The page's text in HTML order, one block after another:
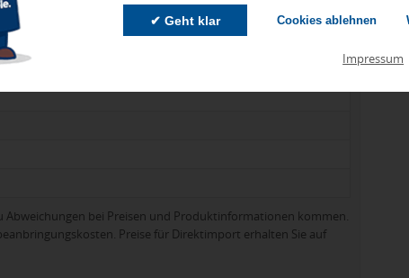
✔ Geht klar Cookies ablehnen
Impressum
bei Preisen und Produktinformationen kommen.
Preise für Direktimport erhalten Sie auf